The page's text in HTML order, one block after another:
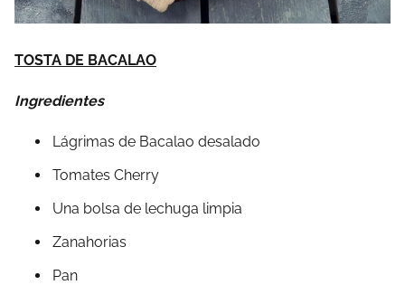
TOSTA DE BACALAO
Ingredientes
Lágrimas de Bacalao desalado
Tomates Cherry
Una bolsa de lechuga limpia
Zanahorias
Pan